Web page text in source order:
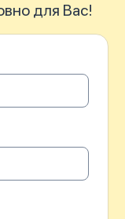
для Вас!